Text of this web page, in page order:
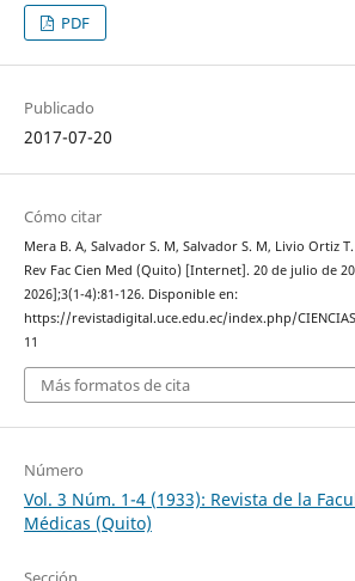
PDF
Publicado
2017-07-20
Cómo citar
Mera B. A, Salvador S. M, Salvador S. M, Livio Ortiz
Rev Fac Cien Med (Quito) [Internet]. 20 de julio de
2026];3(1-4):81-126. Disponible en:
https://revistadigital.uce.edu.ec/index.php/
11
Más formatos de cita
Número
Vol. 3 Núm. 1-4 (1933): Revista de la
Médicas (Quito)